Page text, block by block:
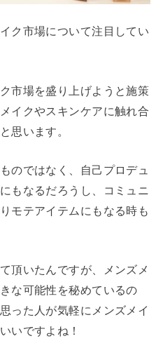
ク市場について注目してい
市場を盛り上げようと施策
イクやスキンケアに触れ合
思います。
のではなく、自己プロデュ
もなるだろうし、コミュニ
モテアイテムにもなる時も
頂いたんですが、メンズメ
な可能性を秘めているの
った人が気軽にメンズメイ
いですよね！